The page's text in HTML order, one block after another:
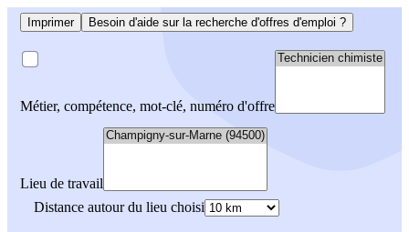
Imprimer Besoin d'aide sur la recherche d'offres d'emploi ?
Métier, compétence, mot-clé, numéro d'offre
Lieu de travail
Distance autour du lieu choisi